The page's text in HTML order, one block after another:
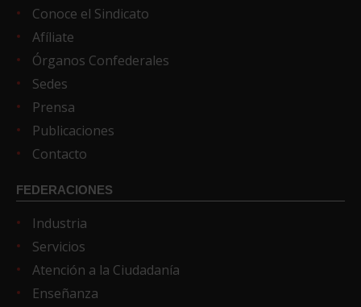
Conoce el Sindicato
Afíliate
Órganos Confederales
Sedes
Prensa
Publicaciones
Contacto
FEDERACIONES
Industria
Servicios
Atención a la Ciudadanía
Enseñanza